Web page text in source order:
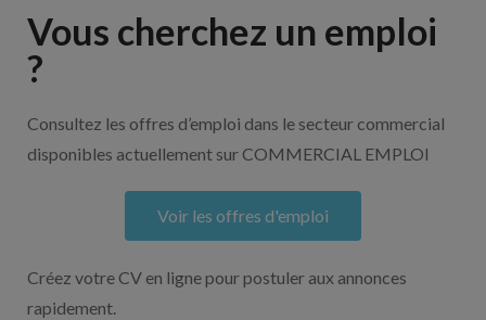
Vous cherchez un emploi
?
Consultez les offres d’emploi dans le secteur commercial
disponibles actuellement sur COMMERCIAL EMPLOI
Voir les offres d'emploi
Créez votre CV en ligne pour postuler aux annonces
rapidement.